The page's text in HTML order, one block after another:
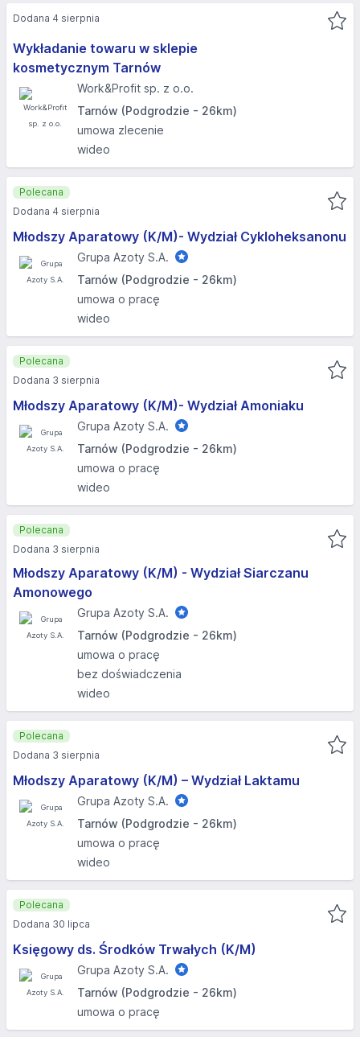
Wykładanie towaru w sklepie
kosmetycznym Tarnów
Work&Profit sp. z o.o.
Tarnów (Podgrodzie - 26km)
umowa zlecenie
wideo
Dodana 4 sierpnia
Młodszy Aparatowy (K/M)- Wydział Cykloheksanonu
Grupa Azoty S.A.
Tarnów (Podgrodzie - 26km)
umowa o pracę
wideo
Polecana
Dodana 4 sierpnia
Młodszy Aparatowy (K/M)- Wydział Amoniaku
Grupa Azoty S.A.
Tarnów (Podgrodzie - 26km)
umowa o pracę
wideo
Polecana
Dodana 3 sierpnia
Młodszy Aparatowy (K/M) - Wydział Siarczanu
Amonowego
Grupa Azoty S.A.
Tarnów (Podgrodzie - 26km)
umowa o pracę
bez doświadczenia
wideo
Polecana
Dodana 3 sierpnia
Młodszy Aparatowy (K/M) – Wydział Laktamu
Grupa Azoty S.A.
Tarnów (Podgrodzie - 26km)
umowa o pracę
wideo
Polecana
Dodana 3 sierpnia
Księgowy ds. Środków Trwałych (K/M)
Grupa Azoty S.A.
Tarnów (Podgrodzie - 26km)
umowa o pracę
Polecana
Dodana 30 lipca